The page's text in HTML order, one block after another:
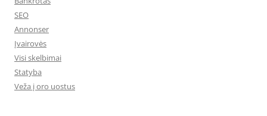
SEO
Annonser
Įvairovės
Visi skelbimai
Statyba
Veža į oro uostus